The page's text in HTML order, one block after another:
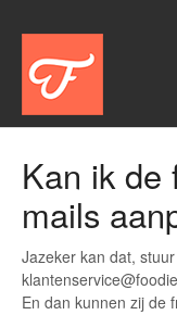
Kan ik de
mails
Jazeker kan dat,
En dan kunnen zij de